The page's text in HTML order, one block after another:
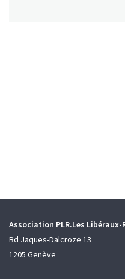
Association PLR.Les Libéraux-
Bd Jaques-Dalcroze 13
1205 Genève